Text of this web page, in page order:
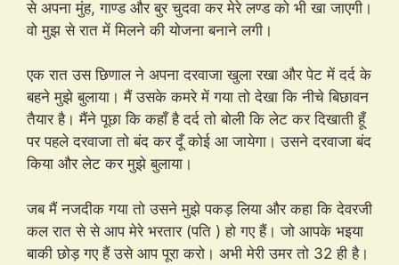
से अपना मुंह, गाण्ड और बुर चुदवा कर मेरे लण्ड को भी खा जाएगी।
वो मुझ से रात में मिलने की योजना बनाने लगी।
एक रात उस छिणाल ने अपना दरवाजा खुला रखा और पेट में दर्द के
बहने मुझे बुलाया। मैं उसके कमरे में गया तो देखा कि नीचे बिछावन
तैयार है। मैंने पूछा कि कहाँ है दर्द तो बोली कि लेट कर दिखाती हूँ
पर पहले दरवाजा तो बंद कर दूँ कोई आ जायेगा। उसने दरवाजा बंद
किया और लेट कर मुझे बुलाया।
जब मैं नजदीक गया तो उसने मुझे पकड़ लिया और कहा कि देवरजी
कल रात से से आप मेरे भरतार (पति ) हो गए हैं। जो आपके भइया
बाकी छोड़ गए हैं उसे आप पूरा करो। अभी मेरी उमर तो 32 ही है।